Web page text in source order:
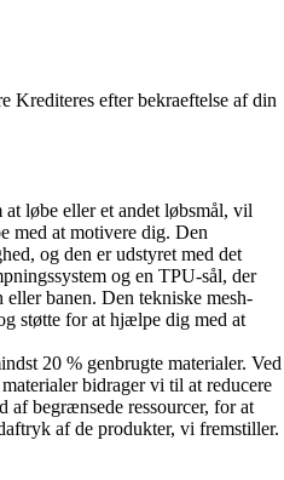
Krediteres efter bekraeftelse af din
løbe eller et andet løbsmål, vil
med at motivere dig. Den
og den er udstyret med det
og en TPU-sål, der
banen. Den tekniske mesh-
støtte for at hjælpe dig med at
20 % genbrugte materialer. Ved
bidrager vi til at reducere
af begrænsede ressourcer, for at
af de produkter, vi fremstiller.